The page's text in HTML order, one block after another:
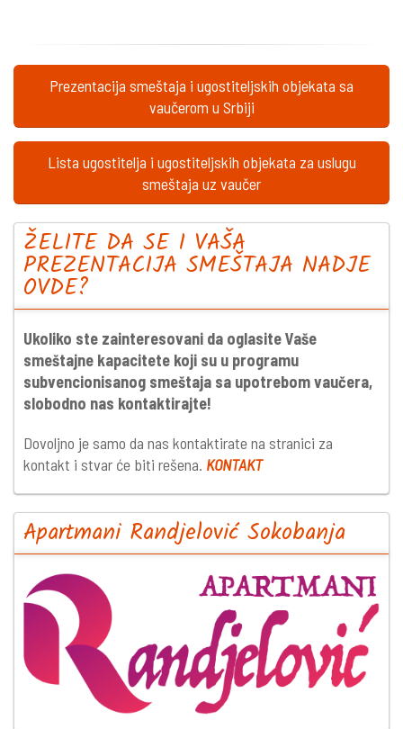
Prezentacija smeštaja i ugostiteljskih objekata sa
vaučerom u Srbiji
Lista ugostitelja i ugostiteljskih objekata za uslugu
smeštaja uz vaučer
ŽELITE DA SE I VAŠA
PREZENTACIJA SMEŠTAJA NADJE
OVDE?
Ukoliko ste zainteresovani da oglasite Vaše
smeštajne kapacitete koji su u programu
subvencionisanog smeštaja sa upotrebom vaučera,
slobodno nas kontaktirajte!
Dovoljno je samo da nas kontaktirate na stranici za
kontakt i stvar će biti rešena. KONTAKT
Apartmani Randjelović Sokobanja